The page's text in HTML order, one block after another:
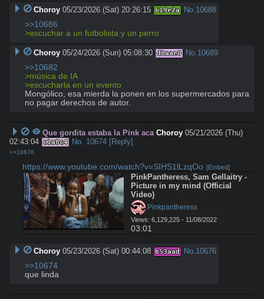
Choroy 05/23/2026 (Sat) 20:26:15 619e2a No. 10688
>>10686
>escuchar a un futbolista y un perro
Choroy 05/24/2026 (Sun) 05:08:30 d1aae0 No. 10689
>>10682
>música de IA
>escucharla en un evento
Mongólico, esa mierda la ponen en los supermercados para
no pagar derechos de autor.
Que gordita estaba la Pink aca Choroy 05/21/2026 (Thu)
02:43:04 c1a8c4 No. 10674 [Reply]
>>10676
https://www.youtube.com/watch?v=SIHS1lLzqOo [Embed]
PinkPantheress, Sam Gellaitry -
Picture in my mind (Official
Video)
Pinkpantheress
Views: 6,129,225 - 11/08/2022
03:01
Choroy 05/23/2026 (Sat) 00:44:08 b53aad No. 10676
>>10674
que linda